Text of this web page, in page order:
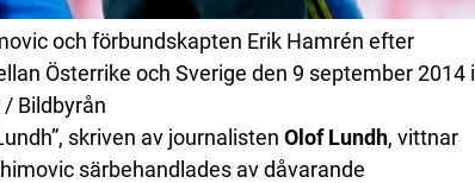
och förbundskapten Erik Hamrén efter
Österrike och Sverige den 9 september 2014 i
/ Bildbyrån
skriven av journalisten Olof Lundh, vittnar
särbehandlades av dåvarande